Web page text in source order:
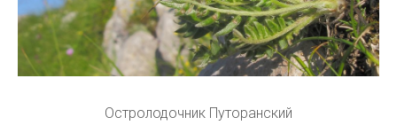
Остролодочник Путоранский